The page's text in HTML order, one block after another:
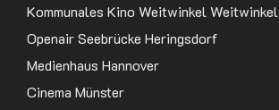
Kommunales Kino Weitwinkel Weitwinkel
Openair Seebrücke Heringsdorf
Medienhaus Hannover
Cinema Münster